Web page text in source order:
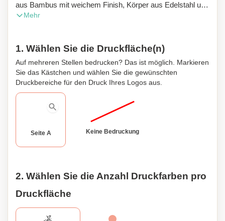
aus Bambus mit weichem Finish, Körper aus Edelstahl und
Sicherheitsschraubverschluss. Ergonomisch gestaltet, um
Mehr
1. Wählen Sie die Druckfläche(n)
Auf mehreren Stellen bedrucken? Das ist möglich. Markieren
Sie das Kästchen und wählen Sie die gewünschten
Druckbereiche für den Druck Ihres Logos aus.
Seite A Keine Bedruckung
2. Wählen Sie die Anzahl Druckfarben pro
Druckfläche